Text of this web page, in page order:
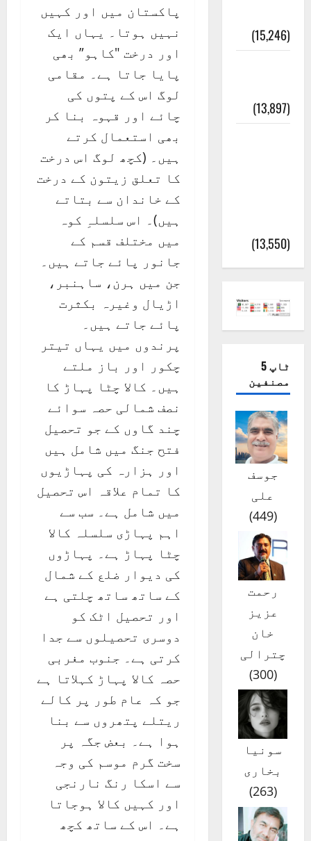
پاکستان میں اور کہیں
نہیں ہوتا۔ یہاں ایک
اور درخت "کاہو” بھی
پایا جاتا ہے۔ مقامی
لوگ اس کے پتوں کی
چائے اور قہوہ بنا کر
بھی استعمال کرتے
ہیں۔ (کچھ لوگ اس درخت
کا تعلق زیتون کے درخت
کے خاندان سے بتاتے
ہیں)۔ اس سلسلہِ کوہ
میں مختلف قسم کے
جانور پائے جاتے ہیں۔
جن میں ہرن، ساہنبر،
اڑیال وغیرہ بکثرت
پائے جاتے ہیں۔
پرندوں میں یہاں تیتر
چکور اور باز ملتے
ہیں۔ کالا چٹا پہاڑ کا
نصف شمالی حصہ سوائے
چند گاوں کے جو تحصیل
فتح جنگ میں شامل ہیں
اور ہزارہ کی پہاڑیوں
کا تمام علاقہ اس تحصیل
میں شامل ہے۔ سب سے
اہم پہاڑی سلسلہ کالا
چٹا پہاڑ ہے۔ پہاڑوں
کی دیوار ضلع کے شمال
کے ساتھ ساتھ چلتی ہے
اور تحصیل اٹک کو
دوسری تحصیلوں سے جدا
کرتی ہے۔ جنوب مغربی
حصہ کالا پہاڑ کہلاتا ہے
جو کہ عام طور پر کالے
ریتلے پتھروں سے بنا
ہوا ہے۔ بعض جگہ پر
سخت گرم موسم کی وجہ
سے اسکا رنگ نارنجی
اور کہیں کالا ہوجاتا
ہے۔ اس کے ساتھ کچھ
(15,246)
(13,897)
(13,550)
ٹاپ 5
مصنفین
جوسف
علی
(
449
)
رحمت
عزیز
خان
چترالی
(
300
)
سونیا
بخاری
(
263
)